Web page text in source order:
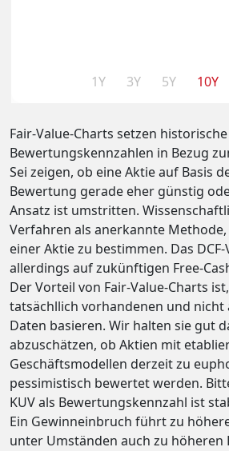
1Y 3Y 5Y 10Y
Fair-Value-Charts setzen historische
Bewertungskennzahlen in Bezug
Sei zeigen, ob eine Aktie auf Basis
Bewertung gerade eher günstig
Ansatz ist umstritten.
Verfahren als anerkannte
einer Aktie zu bestimmen. Das
allerdings auf zukünftigen Free-
Der Vorteil von Fair-Value-Charts
tatsächllich vorhandenen und nicht
Daten basieren. Wir halten sie gut
abzuschätzen, ob Aktien mit
Geschäftsmodellen derzeit zu
pessimistisch bewertet werden.
KUV als Bewertungskennzahl ist
Ein Gewinneinbruch führt zu
unter Umständen auch zu höheren